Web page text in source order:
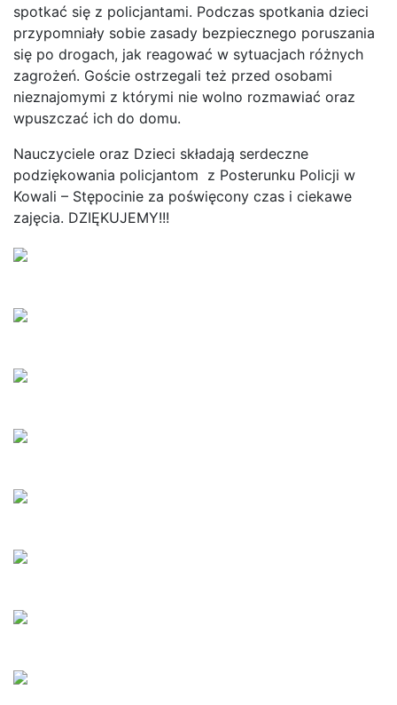
spotkać się z policjantami. Podczas spotkania dzieci
przypomniały sobie zasady bezpiecznego poruszania
się po drogach, jak reagować w sytuacjach różnych
zagrożeń. Goście ostrzegali też przed osobami
nieznajomymi z którymi nie wolno rozmawiać oraz
wpuszczać ich do domu.
Nauczyciele oraz Dzieci składają serdeczne
podziękowania policjantom z Posterunku Policji w
Kowali – Stępocinie za poświęcony czas i ciekawe
zajęcia. DZIĘKUJEMY!!!